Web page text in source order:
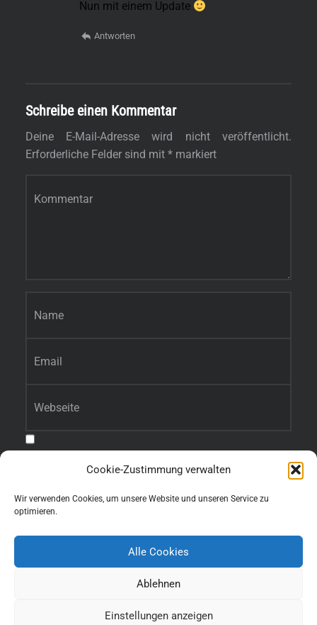
Cookie-Zustimmung verwalten
Wir verwenden Cookies, um unsere Website und unseren Service zu
optimieren.
Alle Cookies
Ablehnen
Einstellungen anzeigen
Nun mit einem Update
Antworten
Schreibe einen Kommentar
Deine E-Mail-Adresse wird nicht veröffentlicht.
Erforderliche Felder sind mit *markiert